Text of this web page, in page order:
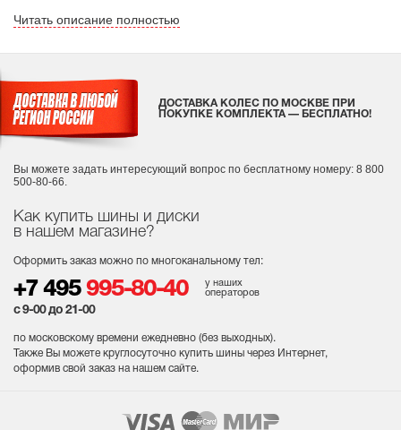
Читать описание полностью
Как купить шины и диски
в нашем магазине?
Оформить заказ можно по многоканальному тел:
+7 495 995-80-40
у наших
операторов
с 9-00 до 21-00
по московскому времени ежедневно (без выходных).
Также Вы можете круглосуточно купить шины через Интернет,
оформив свой заказ на нашем сайте.
ДОСТАВКА КОЛЕС ПО МОСКВЕ ПРИ
ПОКУПКЕ КОМПЛЕКТА — БЕСПЛАТНО!
Вы можете задать интересующий вопрос по бесплатному номеру: 8 800
500-80-66.